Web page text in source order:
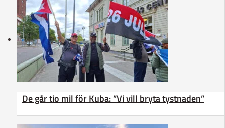
De går tio mil för Kuba: ”Vi vill bryta tystnaden”